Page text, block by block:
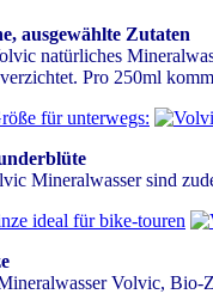
ausgewählte Zutaten
natürliches
Pro 250ml
Mineralwasser sind
Volvic,